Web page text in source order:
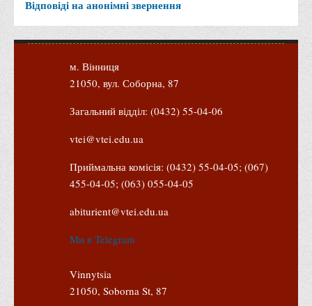
Відповіді на анонімні звернення
м. Вінниця
21050, вул. Соборна, 87
Загальний відділ: (0432) 55-04-06
vtei@vtei.edu.ua
Приймальна комісія: (0432) 55-04-05; (067)
455-04-05; (063) 055-04-05
abiturient@vtei.edu.ua
Ми в Telegram
Vinnytsia
21050, Soborna St, 87